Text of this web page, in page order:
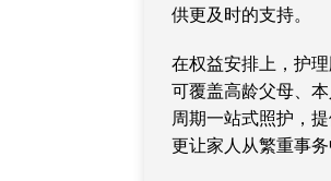
供更及时的支持。
在权益安排上，护
可覆盖高龄父母、
周期一站式照护，
更让家人从繁重事